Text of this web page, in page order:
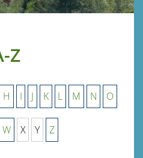
Z
H I J K L M N O
W X Y Z